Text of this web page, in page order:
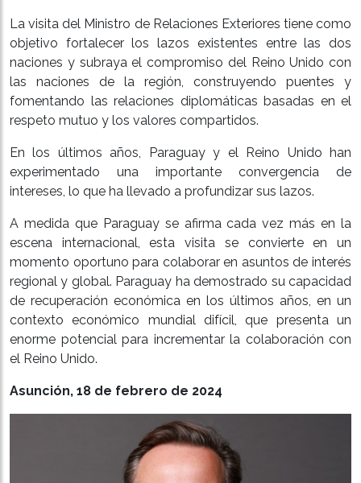
La visita del Ministro de Relaciones Exteriores tiene como
objetivo fortalecer los lazos existentes entre las dos
naciones y subraya el compromiso del Reino Unido con
las naciones de la región, construyendo puentes y
fomentando las relaciones diplomáticas basadas en el
respeto mutuo y los valores compartidos.
En los últimos años, Paraguay y el Reino Unido han
experimentado una importante convergencia de
intereses, lo que ha llevado a profundizar sus lazos.
A medida que Paraguay se afirma cada vez más en la
escena internacional, esta visita se convierte en un
momento oportuno para colaborar en asuntos de interés
regional y global. Paraguay ha demostrado su capacidad
de recuperación económica en los últimos años, en un
contexto económico mundial difícil, que presenta un
enorme potencial para incrementar la colaboración con
el Reino Unido.
Asunción, 18 de febrero de 2024